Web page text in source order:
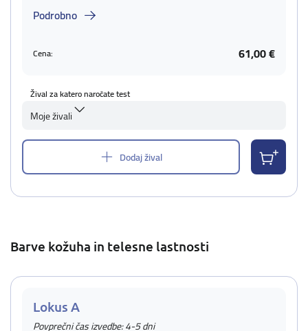
Podrobno
Cena: 61,00 €
Žival za katero naročate test
Moje živali
Dodaj žival
Barve kožuha in telesne lastnosti
Lokus A
Povprečni čas izvedbe: 4-5 dni